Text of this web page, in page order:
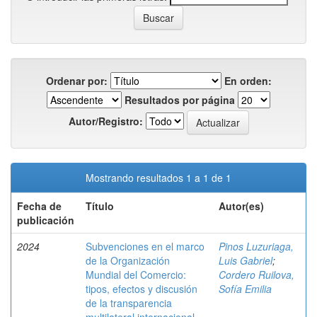
Ordenar por:
En orden:
Resultados por página
Autor/Registro:
Mostrando resultados 1 a 1 de 1
Fecha de
publicación
Título Autor(es)
2024
Subvenciones en el marco
de la Organización
Mundial del Comercio:
tipos, efectos y discusión
de la transparencia
Pinos Luzuriaga,
Luis Gabriel;
Cordero Ruilova,
Sofía Emilia